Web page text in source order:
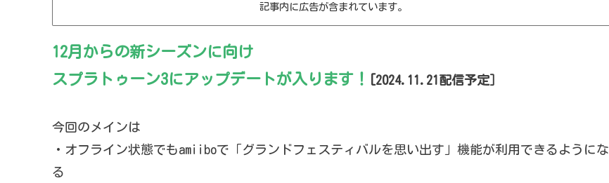
記事内に広告が含まれています。
12月からの新シーズンに向け
スプラトゥーン3にアップデートが入ります！
[2024.11.21配信予定］
今回のメインは
・オフライン状態でもamiiboで「グランドフェスティバルを思い出す」機能が利用できるようにな
る